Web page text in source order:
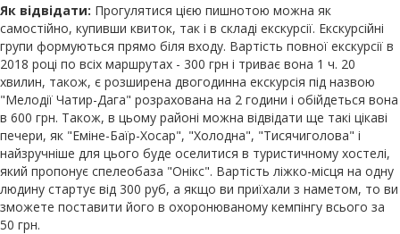
Як відвідати: Прогулятися цією пишнотою можна як
самостійно, купивши квиток, так і в складі екскурсії. Екскурсійні
групи формуються прямо біля входу. Вартість повної екскурсії в
2018 році по всіх маршрутах - 300 грн і триває вона 1 ч. 20
хвилин, також, є розширена двогодинна екскурсія під назвою
"Мелодії Чатир-Дага" розрахована на 2 години і обійдеться вона
в 600 грн. Також, в цьому районі можна відвідати ще такі цікаві
печери, як "Еміне-Баїр-Хосар", "Холодна", "Тисячиголова" і
найзручніше для цього буде оселитися в туристичному хостелі,
який пропонує спелеобаза "Онікс". Вартість ліжко-місця на одну
людину стартує від 300 руб, а якщо ви приїхали з наметом, то ви
зможете поставити його в охоронюваному кемпінгу всього за
50 грн.